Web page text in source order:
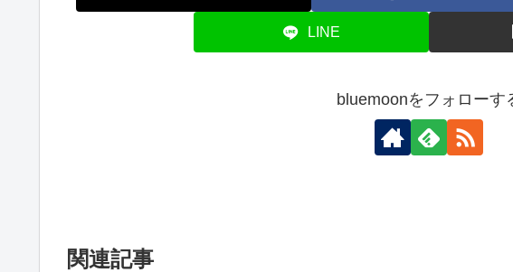
LINE
bluemoonをフォローす
関連記事